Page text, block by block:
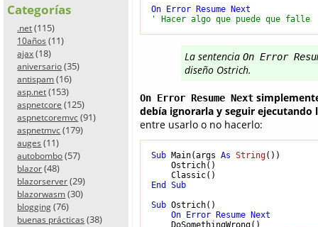
Categorías
.net (115)
10años (11)
ajax (18)
aniversario (35)
antispam (16)
asp.net (153)
aspnetcore (125)
aspnetcoremvc (91)
aspnetmvc (179)
auges (11)
autobombo (57)
blazor (48)
blazorserver (29)
blazorwasm (30)
blogging (76)
buenas prácticas (38)
On Error Resume Next
' Hacer algo que puede que falle
La sentencia On Error
diseño Ostrich.
On Error Resume Next
debía ignorarla y seguir ejecutando
entre usarlo o no hacerlo:
Sub Main(args As String())
    Ostrich()
End
Sub
Sub Ostrich()
On
Error Resume
Next